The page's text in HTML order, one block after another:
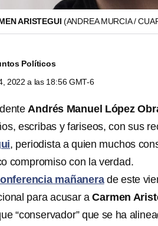
ARISTEGUI (ANDREA MURCIA /
Políticos
2022 a las 18:56 GMT-6
Andrés Manuel López
escribas y fariseos, con sus
, periodista a quien muchos
compromiso con la verdad.
mañanerade este
para acusar aCarmen
“conservador” que se ha